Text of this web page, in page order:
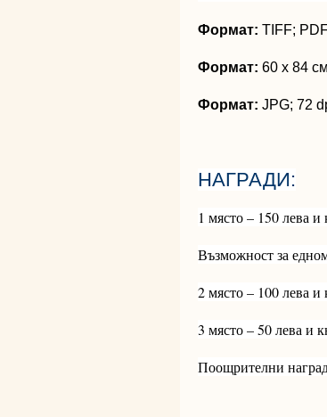
Формат: TIFF;
Формат: 60 х 84
Формат: JPG; 72
НАГРАДИ:
1 място – 150 лева и
Възможност за
2 място – 100 лева и
3 място – 50 лева и
Поощрителни